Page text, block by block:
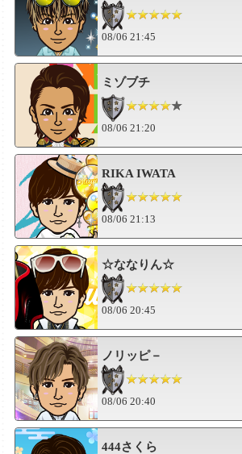
08/06 21:45
ミゾブチ
08/06 21:20
RIKA IWATA
08/06 21:13
☆ななりん☆
08/06 20:45
ノリッピ－
08/06 20:40
444さくら